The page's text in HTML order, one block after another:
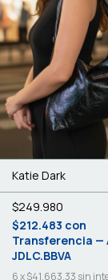
Katie Dark
$249.980
$212.483 con
Transferencia —
JDLC.BBVA
6x$41.663,33 sin